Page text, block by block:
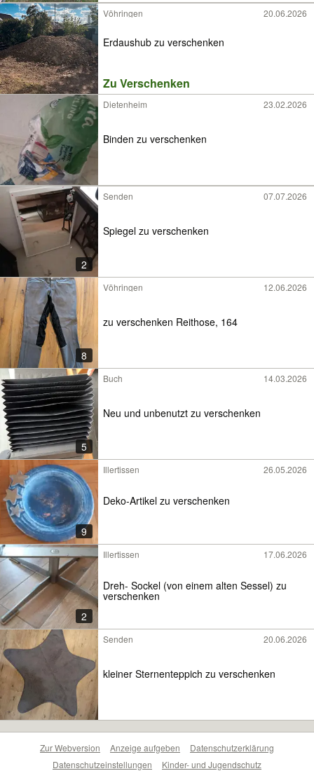
Vöhringen 20.06.2026
Erdaushub zu verschenken
Zu Verschenken
Dietenheim 23.02.2026
Binden zu verschenken
2
Senden 07.07.2026
Spiegel zu verschenken
8
Vöhringen 12.06.2026
zu verschenken Reithose, 164
5
Buch 14.03.2026
Neu und unbenutzt zu verschenken
9
Illertissen 26.05.2026
Deko-Artikel zu verschenken
2
Illertissen 17.06.2026
Dreh- Sockel (von einem alten Sessel) zu
verschenken
Senden 20.06.2026
kleiner Sternenteppich zu verschenken
Zur Webversion Anzeige aufgeben
Datenschutzerklärung
Datenschutzeinstellungen
Kinder- und Jugendschutz